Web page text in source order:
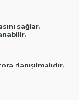
sağlar.
danışılmalıdır.